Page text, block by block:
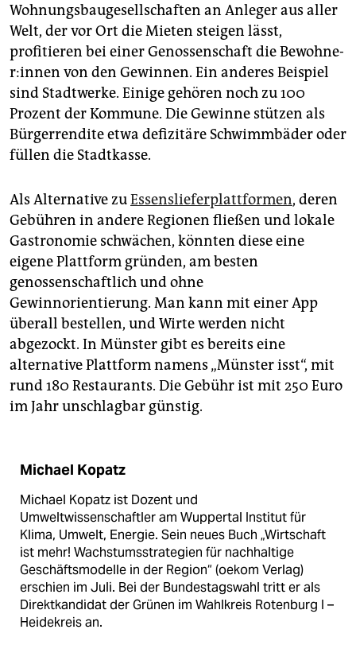
Wohnungsbaugesellschaften an Anleger aus aller
Welt, der vor Ort die Mieten steigen lässt,
profitieren bei einer Genossenschaft die Be­woh­ne­
r:in­nen von den Gewinnen. Ein anderes Beispiel
sind Stadtwerke. Einige gehören noch zu 100
Prozent der Kommune. Die Gewinne stützen als
Bürgerrendite etwa defizitäre Schwimmbäder oder
füllen die Stadtkasse.
Als Alternative zuEssenslieferplattformen, deren
Gebühren in andere Regionen fließen und lokale
Gastronomie schwächen, könnten diese eine
eigene Plattform gründen, am besten
genossenschaftlich und ohne
Gewinnorientierung. Man kann mit einer App
überall bestellen, und Wirte werden nicht
abgezockt. In Münster gibt es bereits eine
alternative Plattform namens „Münster isst“, mit
rund 180 Restaurants. Die Gebühr ist mit 250 Euro
im Jahr unschlagbar günstig.
Michael Kopatz
Michael Kopatz ist Dozent und
Umweltwissenschaftler am Wuppertal Institut für
Klima, Umwelt, Energie. Sein neues Buch „Wirtschaft
ist mehr! Wachstumsstrategien für nachhaltige
Geschäfts­modelle in der Region“ (oekom Verlag)
erschien im Juli. Bei der Bundestagswahl tritt er als
Direktkandidat der Grünen im Wahlkreis Rotenburg I –
Heidekreis an.